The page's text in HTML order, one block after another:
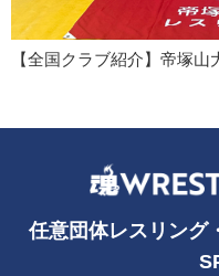
【全国クラブ紹介】帝塚山
任意団体レスリング